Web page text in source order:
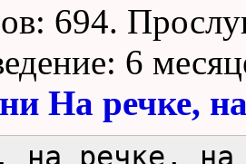
694.
6
На речке,
на речке, на